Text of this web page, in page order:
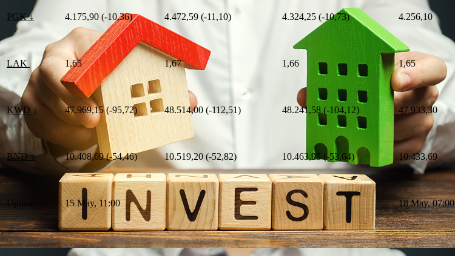
PGK ↓ 4.175,90 (-10,36) 4.472,59 (-11,10) 4.324,25 (-10,73) 4.256,10
LAK 1,65 1,67 1,66 1,65
KWD ↓ 47.969,15 (-95,72) 48.514,00 (-112,51) 48.241,58 (-104,12) 47.933,30
BND ↓ 10.408,69 (-54,46) 10.519,20 (-52,82) 10.463,95 (-53,64) 10.433,69
Update 15 May, 11:00 18 May, 07:00